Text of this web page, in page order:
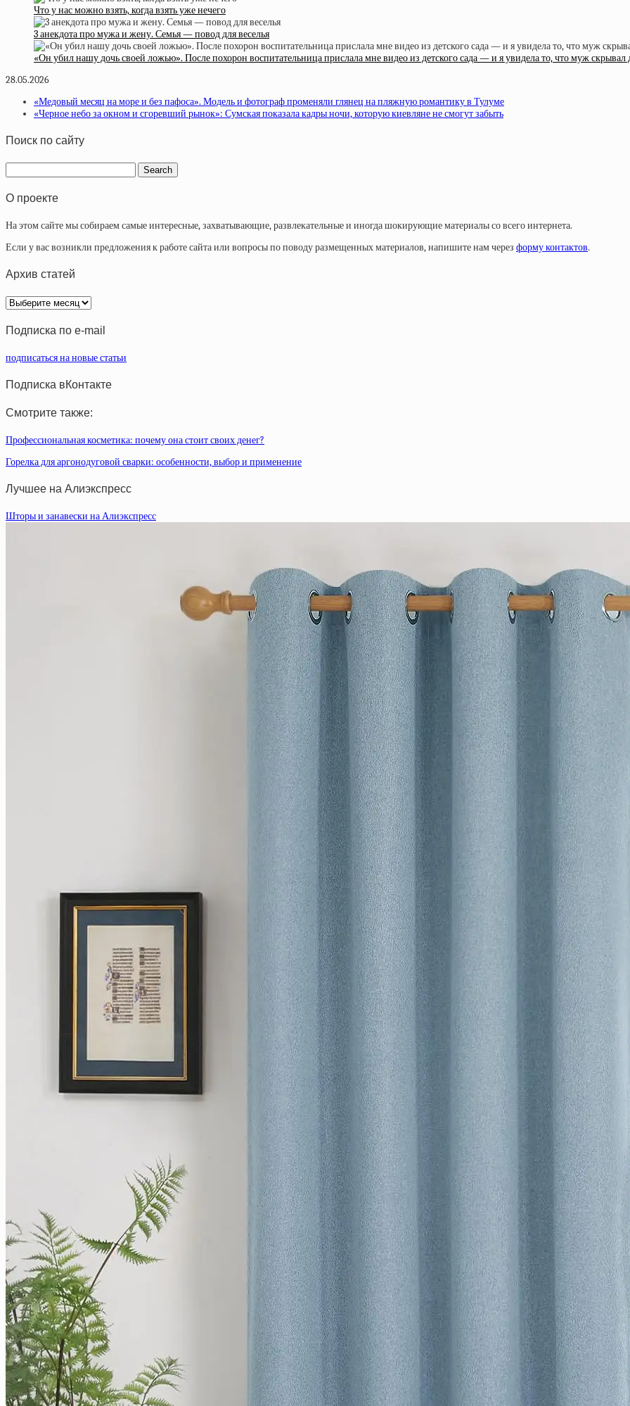
Что у нас можно взять, когда взять уже нечего
3 анекдота про мужа и жену. Семья — повод для веселья
«Он убил нашу дочь своей ложью». После похорон воспитательница прислала мне видео из детского сада — и я увидела то, что муж скрывал
28.05.2026
«Медовый месяц на море и без пафоса». Модель и фотограф променяли глянец на пляжную романтику в Тулуме
«Черное небо за окном и сгоревший рынок»: Сумская показала кадры ночи, которую киевляне не смогут забыть
Поиск по сайту
О проекте
На этом сайте мы собираем самые интересные, захватывающие, развлекательные и иногда шокирующие материалы со всего интернета.
Если у вас возникли предложения к работе сайта или вопросы по поводу размещенных материалов, напишите нам через форму контактов.
Архив статей
Архив
статей
Подписка по e-mail
подписаться на новые статьи
Подписка вКонтакте
Смотрите также:
Профессиональная косметика: почему она стоит своих денег?
Горелка для аргонодуговой сварки: особенности, выбор и применение
Лучшее на Алиэкспресс
Шторы и занавески на Алиэкспресс